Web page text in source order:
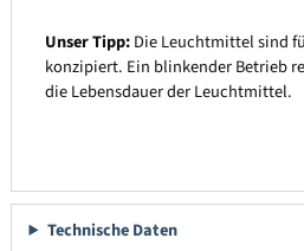
Unser Tipp:Die Leuchtmittel sind
konzipiert. Ein blinkender Betrieb
die Lebensdauer der Leuchtmittel.
Technische Daten